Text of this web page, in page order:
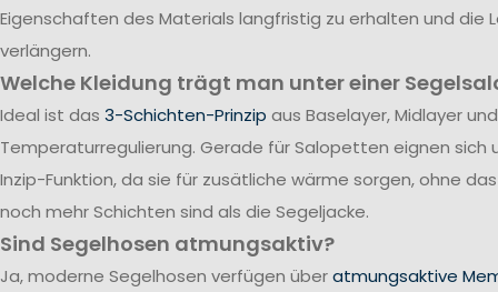
Eigenschaften des Materials langfristig zu erhalten und die
verlängern.
Welche Kleidung trägt man unter einer
Ideal ist das 3-Schichten-Prinzip aus Baselayer, Midlayer
Temperaturregulierung. Gerade für Salopetten eignen sich
Inzip-Funktion, da sie für zusätliche wärme sorgen, ohne
noch mehr Schichten sind als die Segeljacke.
Sind Segelhosen atmungsaktiv?
Ja, moderne Segelhosen verfügen überatmungsaktive